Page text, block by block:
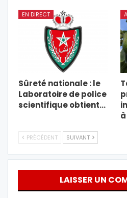
EN DIRECT
Sûreté nationale : le
Laboratoire de police
scientifique obtient…
PRÉCÉDENT SUIVANT
LAISSER UN